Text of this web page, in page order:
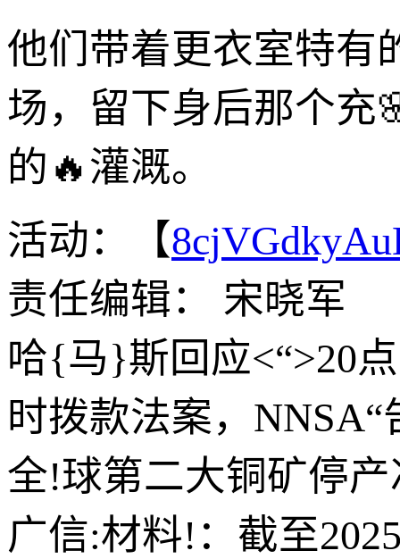
他们带着更衣室特有
场，留下身后那个充
的🔥灌溉。
活动：【
责任编辑： 宋晓军
哈{马}斯回应<“>20
时拨款法案，
全!球第二大铜矿停
广信:材料!：截至